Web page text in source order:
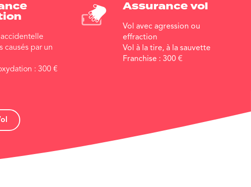
causés par un
: 300 €
Assurance vol
Vol avec agression ou
effraction
Vol à la tire, à la sauvette
Franchise : 300 €